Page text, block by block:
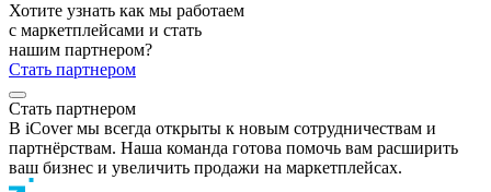
Хотите узнать как мы работаем
с маркетплейсами и стать
нашим партнером?
Стать партнером
Стать партнером
В iCover мы всегда открыты к новым сотрудничествам и
партнёрствам. Наша команда готова помочь вам расширить
ваш бизнес и увеличить продажи на маркетплейсах.